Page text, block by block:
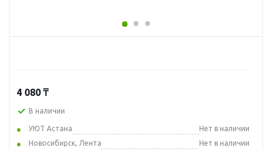
4 080 ₸
В наличии
УЮТ Астана
Нет в наличии
Новосибирск, Лента
Нет в наличии